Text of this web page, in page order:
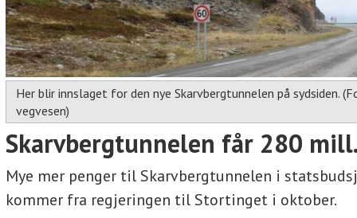
Her blir innslaget for den nye Skarvbergtunnelen på sydsiden.
vegvesen)
Skarvbergtunnelen får 280
Mye mer penger til Skarvbergtunnelen i
kommer fra regjeringen til Stortinget i oktober.